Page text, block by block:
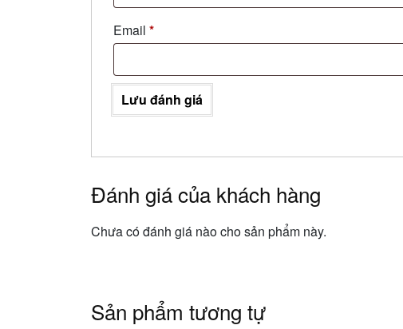
Email *
Lưu đánh giá
Đánh giá của khách hàng
Chưa có đánh giá nào cho sản phẩm này.
Sản phẩm tương tự